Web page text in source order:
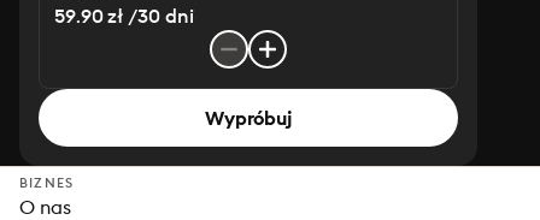
59.90 zł /30 dni
Wypróbuj
BIZNES
O nas